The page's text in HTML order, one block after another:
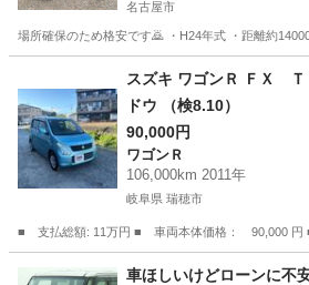
名古屋市
場所確保のため格安です🙇 ・H24年式 ・距離約
ソリオ ドラレコ
スズキ ワゴンＲ ＦＸ Ｔ
ドウ （検8.10）
90,000円
ワゴンＲ
106,000km 2011年
岐阜県 瑞穂市
■ 支払総額: 11万円 ■ 車両本体価格： 90,000
ワゴンＲ
車ほしいけどローンに不